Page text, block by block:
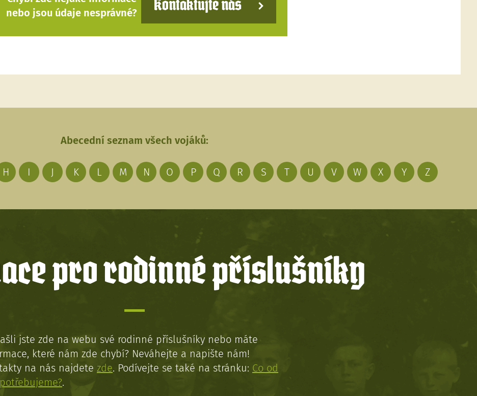
nebo jsou údaje nesprávné?
Kontaktujte nás
Abecední seznam všech vojáků:
H I J K L M N O P Q R S T U V W X Y Z
pro rodinné příslušníky
jste zde na webu své rodinné příslušníky nebo máte
které nám zde chybí? Neváhejte a napište nám!
na nás najdete zde. Podívejte se také na stránku: Co od
.